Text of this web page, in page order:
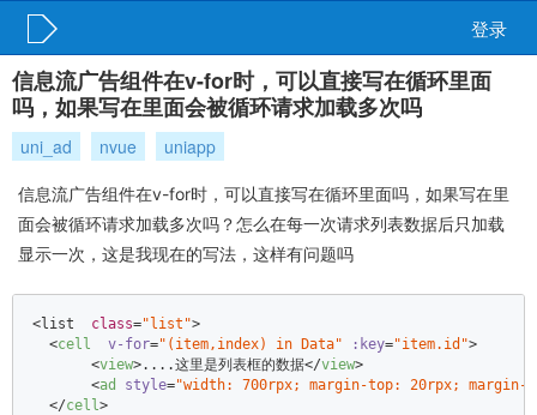
登录
信息流广告组件在v-for时，可以直接写在循环里面
吗，如果写在里面会被循环请求加载多次吗
uni_ad nvue uniapp
信息流广告组件在v-for时，可以直接写在循环里面吗，如果写在里
面会被循环请求加载多次吗？怎么在每一次请求列表数据后只加载
显示一次，这是我现在的写法，这样有问题吗
<list class="list">
<cell v-for="(item,index) in Data" :key="item.id">
<view>....这里是列表框的数据</view>
<ad style="width: 700rpx; margin-top: 20rpx;
</cell>